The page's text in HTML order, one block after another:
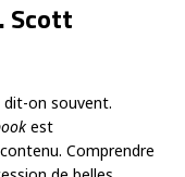
Scott
dit-on souvent.
est
Comprendre